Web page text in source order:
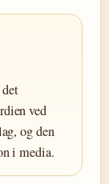
ved
og den
i media.